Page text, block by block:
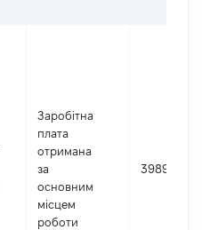
Заробітна
плата
отримана
за
основним
місцем
роботи
398946